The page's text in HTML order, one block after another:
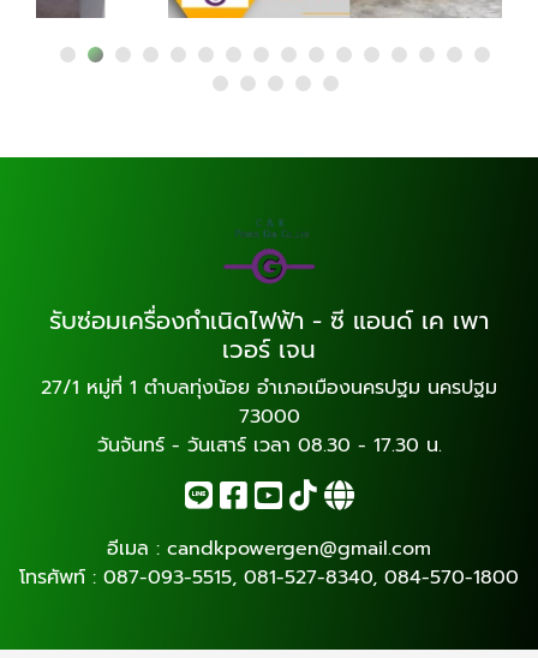
รับซ่อมเครื่องกำเนิดไฟฟ้า - ซี แอนด์ เค เพา
เวอร์ เจน
27/1 หมู่ที่ 1 ตำบลทุ่งน้อย อำเภอเมืองนครปฐม นครปฐม
73000
วันจันทร์ - วันเสาร์ เวลา 08.30 - 17.30 น.
อีเมล : candkpowergen@gmail.com
โทรศัพท์ : 087-093-5515, 081-527-8340, 084-570-1800